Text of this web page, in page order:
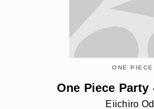
ONE PIECE
One Piece Party
Eiichiro